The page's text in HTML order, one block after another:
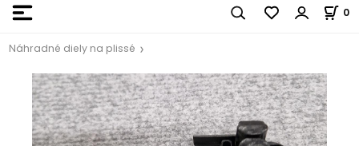
0
Náhradné diely na plissé